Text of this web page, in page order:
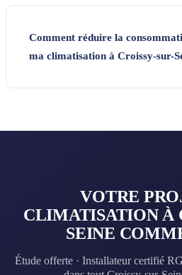
Comment réduire la
ma climatisation à Croissy-sur-
VOTRE
CLIMATISATION À
SEINE
Étude offerte · Installateur certifié